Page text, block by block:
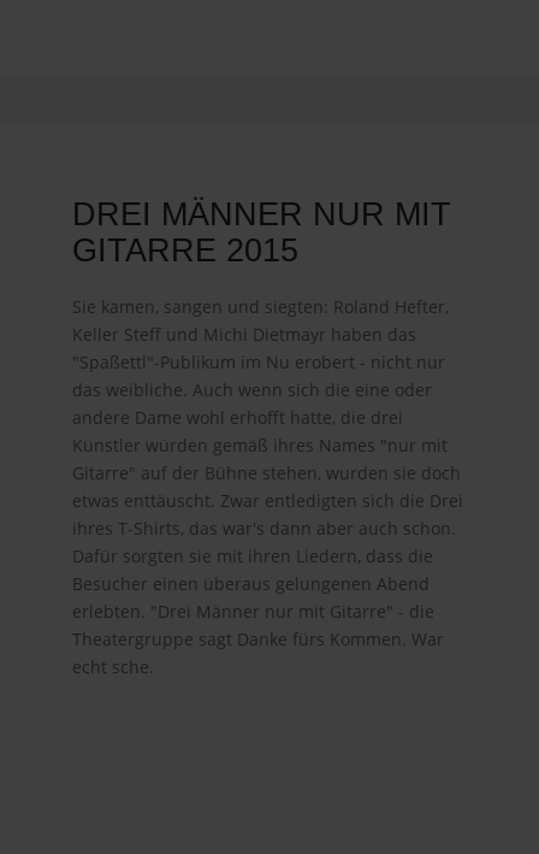
DREI MÄNNER NUR MIT
GITARRE 2015
Sie kamen, sangen und siegten: Roland Hefter,
Keller Steff und Michi Dietmayr haben das
"Spaßettl"-Publikum im Nu erobert - nicht nur
das weibliche. Auch wenn sich die eine oder
andere Dame wohl erhofft hatte, die drei
Künstler würden gemäß ihres Names "nur mit
Gitarre" auf der Bühne stehen, wurden sie doch
etwas enttäuscht. Zwar entledigten sich die Drei
ihres T-Shirts, das war's dann aber auch schon.
Dafür sorgten sie mit ihren Liedern, dass die
Besucher einen überaus gelungenen Abend
erlebten. "Drei Männer nur mit Gitarre" - die
Theatergruppe sagt Danke fürs Kommen. War
echt sche.